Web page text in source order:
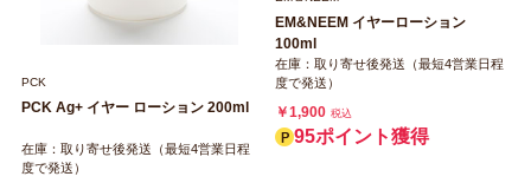
PCK
PCK Ag+ イヤー ローション 200ml
在庫：取り寄せ後発送（最短4営業日程
度で発送）
EM&NEEM イヤーローション
100ml
在庫：取り寄せ後発送（最短4営業日程
度で発送）
￥1,900 税込
95ポイント獲得